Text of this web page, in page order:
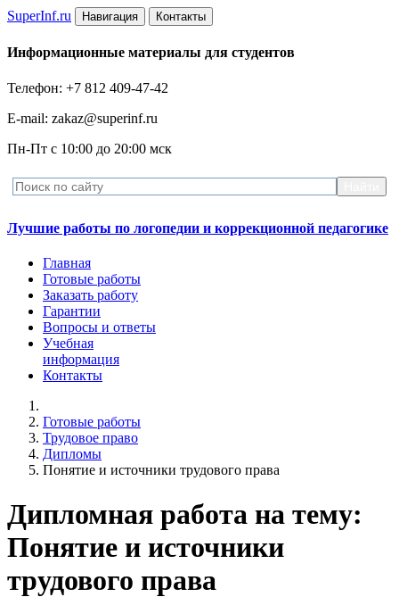
SuperInf.ru Навигация Контакты
Информационные материалы для студентов
Телефон: +7 812 409-47-42
E-mail: zakaz@superinf.ru
Пн-Пт с 10:00 до 20:00 мск
Лучшие работы по логопедии и коррекционной педагогике
Главная
Готовые работы
Заказать работу
Гарантии
Вопросы и ответы
Учебная
информация
Контакты
Готовые работы
Трудовое право
Дипломы
Понятие и источники трудового права
Дипломная работа на тему:
Понятие и источники
трудового права